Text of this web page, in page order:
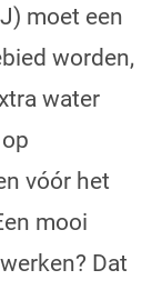
moet een
worden,
water
vóór het
mooi
Dat